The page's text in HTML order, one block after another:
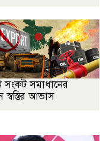
সংকট সমাধানের
স্বস্তির আভাস